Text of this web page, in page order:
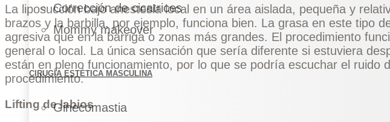
Corrección de cicatrices
Mommy makeover
CIRUGÍA ESTÉTICA MASCULINA
Ginecomastia
La liposucción bajo anestesia local en un área aislada, pequeña y
brazos y la barbilla, por ejemplo, funciona bien. La grasa en este tipo
agresiva que en la barriga o zonas más grandes. El procedimiento
general o local. La única sensación que sería diferente si estuviera
están en pleno funcionamiento, por lo que se podría escuchar el ruido
procedimiento.
Lifting de labios